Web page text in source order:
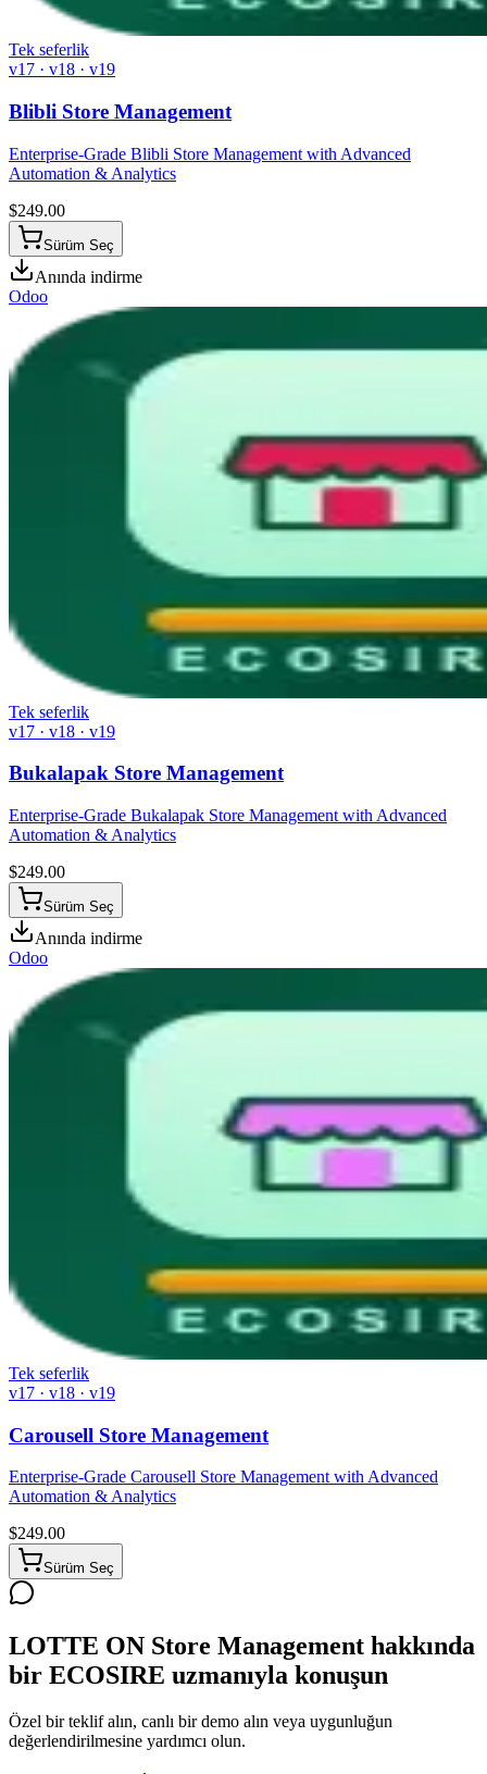
Tek seferlik
v17 · v18 · v19
Blibli Store Management
Enterprise-Grade Blibli Store Management with Advanced
Automation & Analytics
$249.00
Sürüm Seç
Anında indirme
Odoo
Tek seferlik
v17 · v18 · v19
Bukalapak Store Management
Enterprise-Grade Bukalapak Store Management with Advanced
Automation & Analytics
$249.00
Sürüm Seç
Anında indirme
Odoo
Tek seferlik
v17 · v18 · v19
Carousell Store Management
Enterprise-Grade Carousell Store Management with Advanced
Automation & Analytics
$249.00
Sürüm Seç
LOTTE ON Store Management hakkında
bir ECOSIRE uzmanıyla konuşun
Özel bir teklif alın, canlı bir demo alın veya uygunluğun
değerlendirilmesine yardımcı olun.